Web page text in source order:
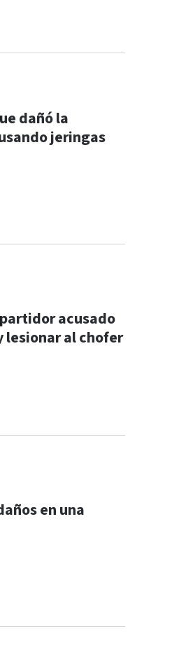
dañó la
jeringas
acusado
lesionar al chofer
en una